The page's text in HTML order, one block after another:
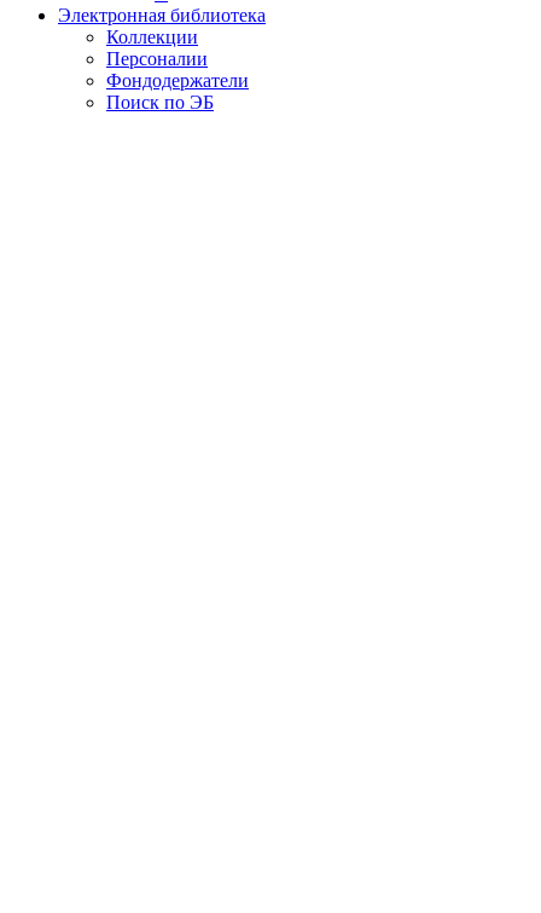
Электронная библиотека
Коллекции
Персоналии
Фондодержатели
Поиск по ЭБ